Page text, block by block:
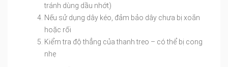
tránh dùng dầu nhớt)
Nếu sử dụng dây kéo, đảm bảo dây chưa bị xoắn
hoặc rối
Kiểm tra độ thẳng của thanh treo – có thể bị cong
nhẹ